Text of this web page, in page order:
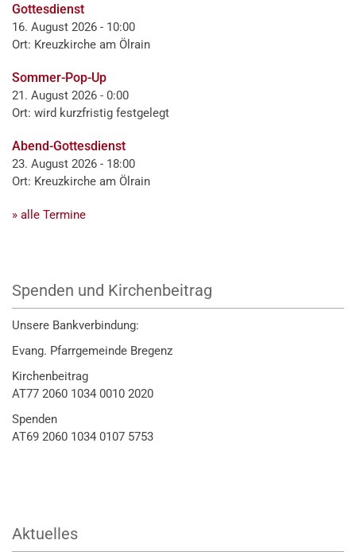
Gottesdienst
16. August 2026 - 10:00
Ort: Kreuzkirche am Ölrain
Sommer-Pop-Up
21. August 2026 - 0:00
Ort: wird kurzfristig festgelegt
Abend-Gottesdienst
23. August 2026 - 18:00
Ort: Kreuzkirche am Ölrain
» alle Termine
Spenden und Kirchenbeitrag
Unsere Bankverbindung:
Evang. Pfarrgemeinde Bregenz
Kirchenbeitrag
AT77 2060 1034 0010 2020
Spenden
AT69 2060 1034 0107 5753
Aktuelles